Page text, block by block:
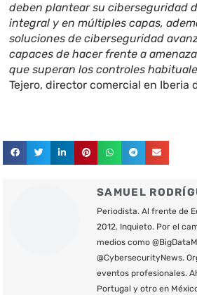
deben plantear su ciberseguridad
integral y en múltiples capas,
soluciones de ciberseguridad
capaces de hacer frente a
que superan los controles
Tejero, director comercial en Iberia
SAMUEL
Periodista. Al frente de
2012. Inquieto. Por el
medios como
@CybersecurityNews.
eventos profesionales.
Portugal y otro en